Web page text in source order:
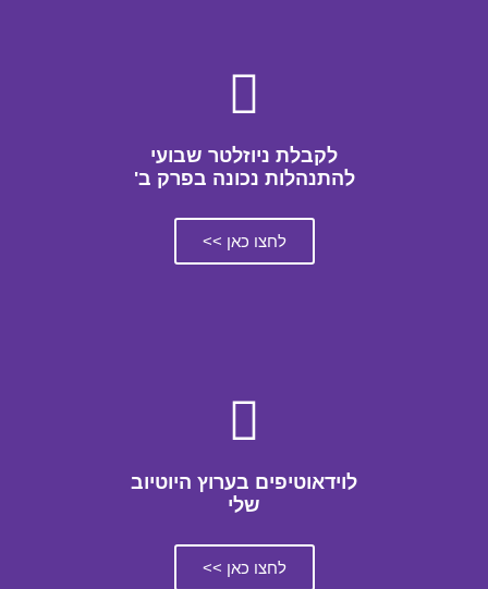
לקבלת ניוזלטר שבועי
להתנהלות נכונה בפרק ב'
לחצו כאן >>
לוידאוטיפים בערוץ היוטיוב
שלי
לחצו כאן >>